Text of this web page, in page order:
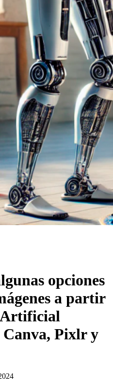
opciones
a partir
Artificial
Pixlr y